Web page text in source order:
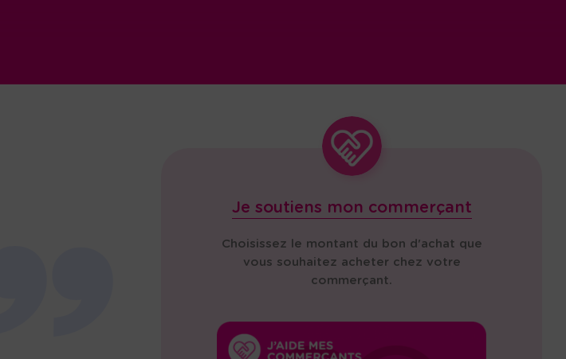
Je soutiens mon commerçant
Choisissez le montant du bon d'achat que
vous souhaitez acheter chez votre
commerçant.